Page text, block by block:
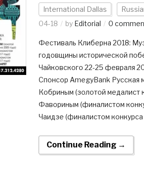
International Dallas
04-18
by Editorial 0
Фестиваль Клиберна 2018:
годовщины исторической
Чайковского 22-25 февраля
Спонсор AmegyBank Русская
Кобриным (золотой
Фавориным (финалистом
Чаидзе (финалистом
Continue Reading →